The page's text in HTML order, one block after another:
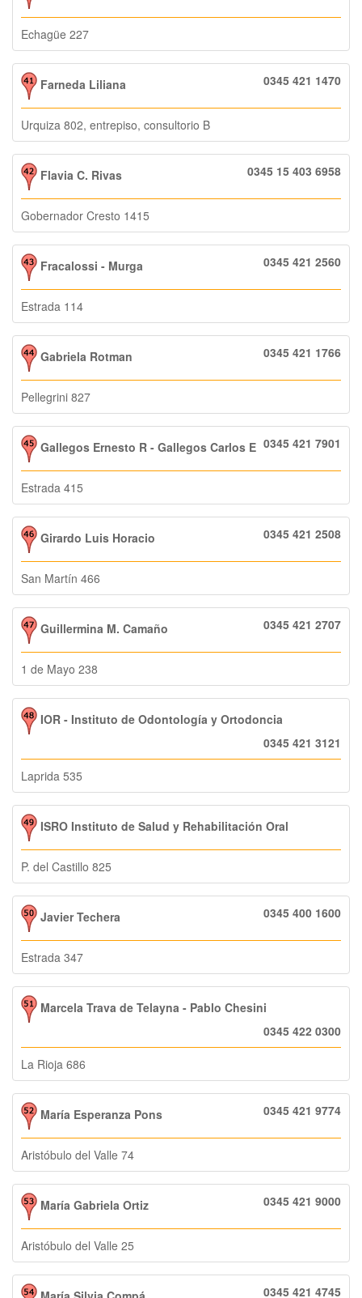
Echagüe 227
Farneda Liliana 0345 421 1470
Urquiza 802, entrepiso, consultorio B
Flavia C. Rivas 0345 15 403 6958
Gobernador Cresto 1415
Fracalossi - Murga 0345 421 2560
Estrada 114
Gabriela Rotman 0345 421 1766
Pellegrini 827
Gallegos Ernesto R - Gallegos Carlos E 0345 421 7901
Estrada 415
Girardo Luis Horacio 0345 421 2508
San Martín 466
Guillermina M. Camaño 0345 421 2707
1 de Mayo 238
IOR - Instituto de Odontología y Ortodoncia
0345 421 3121
Laprida 535
ISRO Instituto de Salud y Rehabilitación Oral
P. del Castillo 825
Javier Techera 0345 400 1600
Estrada 347
Marcela Trava de Telayna - Pablo Chesini
0345 422 0300
La Rioja 686
María Esperanza Pons 0345 421 9774
Aristóbulo del Valle 74
María Gabriela Ortiz 0345 421 9000
Aristóbulo del Valle 25
0345 421 4745